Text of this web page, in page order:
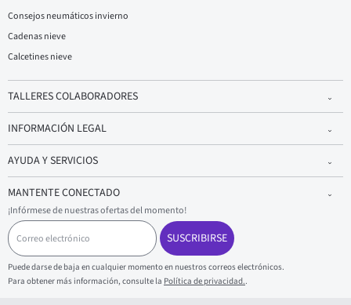
Consejos neumáticos invierno
Cadenas nieve
Calcetines nieve
TALLERES COLABORADORES
INFORMACIÓN LEGAL
AYUDA Y SERVICIOS
MANTENTE CONECTADO
¡Infórmese de nuestras ofertas del momento!
C
o
r
r
e
o
SUSCRIBIRSE
Puede darse de baja en cualquier momento en nuestros correos electrónicos.
Para obtener más información, consulte la Política de privacidad..